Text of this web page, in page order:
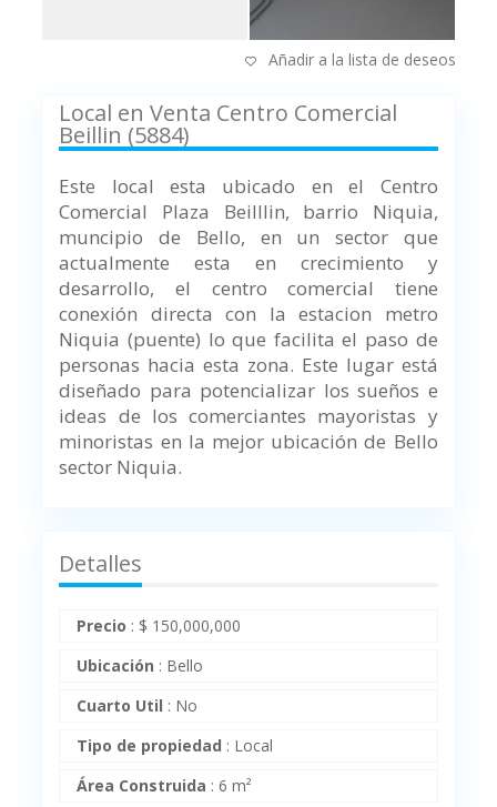
Añadir a la lista de deseos
Local en Venta Centro Comercial
Beillin (5884)
Este local esta ubicado en el Centro
Comercial Plaza Beilllin, barrio Niquia,
muncipio de Bello, en un sector que
actualmente esta en crecimiento y
desarrollo, el centro comercial tiene
conexión directa con la estacion metro
Niquia (puente) lo que facilita el paso de
personas hacia esta zona. Este lugar está
diseñado para potencializar los sueños e
ideas de los comerciantes mayoristas y
minoristas en la mejor ubicación de Bello
sector Niquia.
Detalles
Precio : $ 150,000,000
Ubicación : Bello
Cuarto Util : No
Tipo de propiedad : Local
Área Construida :6 m²